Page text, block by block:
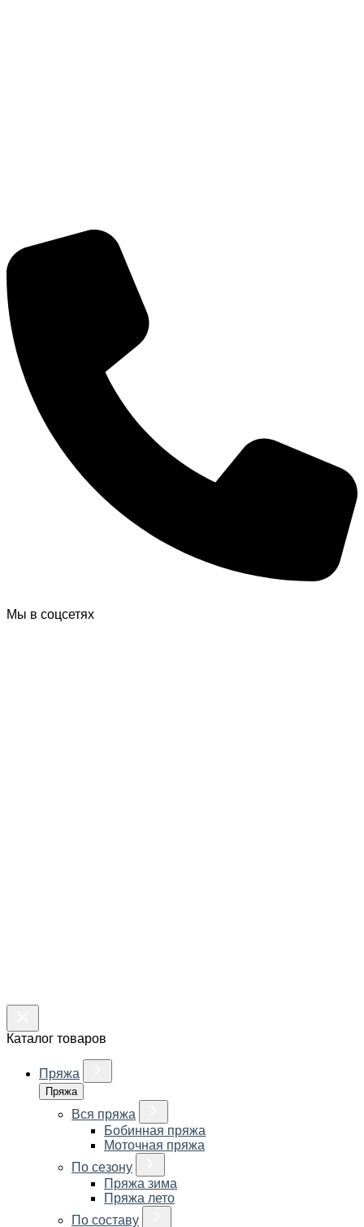
Мы в соцсетях
Каталог товаров
Пряжа
Пряжа
Вся пряжа
Бобинная пряжа
Моточная пряжа
По сезону
Пряжа зима
Пряжа лето
По составу